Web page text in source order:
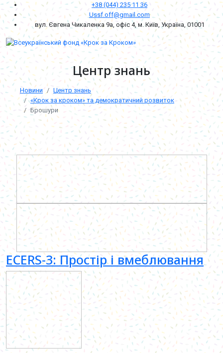
+38 (044) 235 11 36
Ussf.off@gmail.com
вул. Євгена Чикаленка 9а, офіс 4, м. Київ, Україна, 01001
Центр знань
Новини
Центр знань
«Крок за кроком» та демократичний розвиток
Брошури
ECERS-3: Простір і вмеблювання